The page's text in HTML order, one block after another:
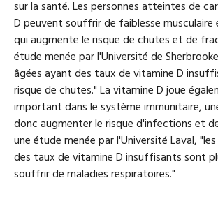
sur la santé. Les personnes atteintes de
D peuvent souffrir de faiblesse musculaire
qui augmente le risque de chutes et de
étude menée par l'Université de
âgées ayant des taux de vitamine D
risque de chutes." La vitamine D joue
important dans le système immunitaire,
donc augmenter le risque d'infections et
une étude menée par l'Université Laval,
des taux de vitamine D insuffisants sont
souffrir de maladies respiratoires."